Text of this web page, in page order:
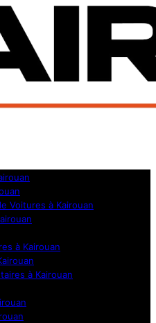
Voitures à Kairouan
à Kairouan
à Kairouan